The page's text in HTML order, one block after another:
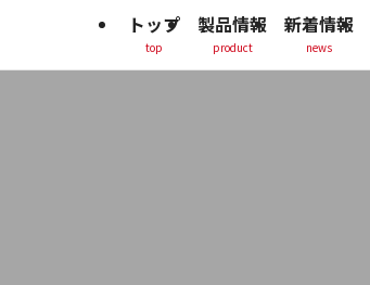
トップ
top
製品情報
product
新着情報
news